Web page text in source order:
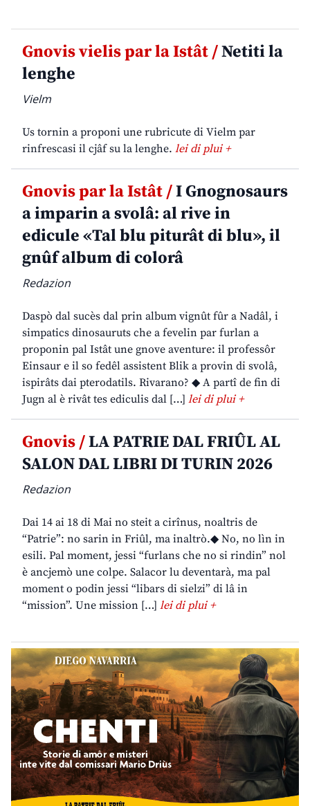
Gnovis vielis par la Istât /Netiti la
lenghe
Vielm
Us tornin a proponi une rubricute di Vielm par
rinfrescasi il cjâf su la lenghe. lei di plui +
Gnovis par la Istât /I Gnognosaurs
a imparin a svolâ: al rive in
edicule «Tal blu piturât di blu», il
gnûf album di colorâ
Redazion
Daspò dal sucès dal prin album vignût fûr a Nadâl, i
simpatics dinosauruts che a fevelin par furlan a
proponin pal Istât une gnove aventure: il professôr
Einsaur e il so fedêl assistent Blik a provin di svolâ,
ispirâts dai pterodatils. Rivarano? ◆ A partî de fin di
Jugn al è rivât tes ediculis dal […] lei di plui +
Gnovis /LA PATRIE DAL FRIÛL AL
SALON DAL LIBRI DI TURIN 2026
Redazion
Dai 14 ai 18 di Mai no steit a cirînus, noaltris de
“Patrie”: no sarin in Friûl, ma inaltrò.◆ No, no lìn in
esili. Pal moment, jessi “furlans che no si rindin” nol
è ancjemò une colpe. Salacor lu deventarà, ma pal
moment o podin jessi “libars di sielzi” di lâ in
“mission”. Une mission […] lei di plui +